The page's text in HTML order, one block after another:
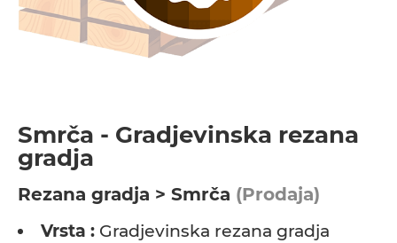
Smrča - Gradjevinska rezana
gradja
Rezana gradja > Smrča (Prodaja)
Vrsta : Gradjevinska rezana gradja